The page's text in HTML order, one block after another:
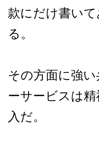
款にだけ書い
る。
その方面に強
ーサービスは
入だ。